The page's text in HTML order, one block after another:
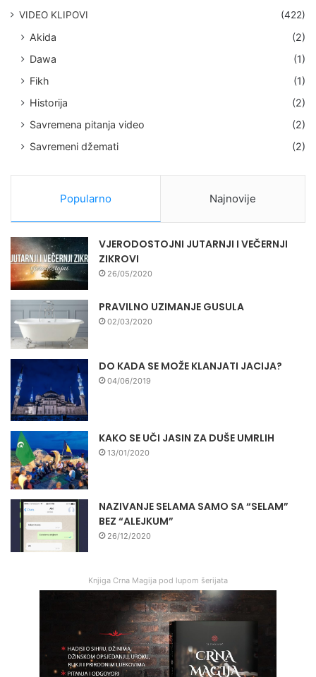
VIDEO KLIPOVI
(422)
Akida
(2)
Dawa
(1)
Fikh
(1)
Historija
(2)
Savremena pitanja video
(2)
Savremeni džemati
(2)
Popularno Najnovije
VJERODOSTOJNI JUTARNJI I VEČERNJI
ZIKROVI
26/05/2020
PRAVILNO UZIMANJE GUSULA
02/03/2020
DO KADA SE MOŽE KLANJATI JACIJA?
04/06/2019
KAKO SE UČI JASIN ZA DUŠE UMRLIH
13/01/2020
NAZIVANJE SELAMA SAMO SA “SELAM”
BEZ “ALEJKUM”
26/12/2020
Knjiga Crna Magija pod lupom šerijata